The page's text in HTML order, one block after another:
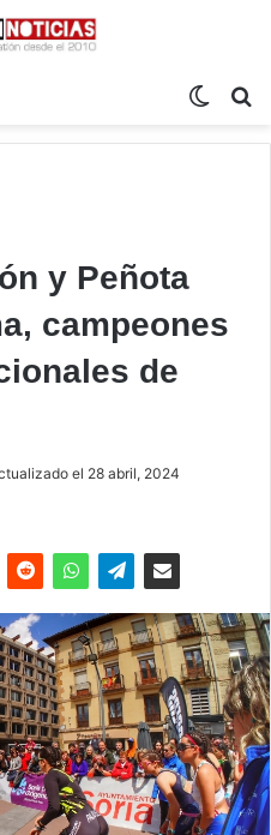
y Peñota
campeones
de
el 28 abril, 2024